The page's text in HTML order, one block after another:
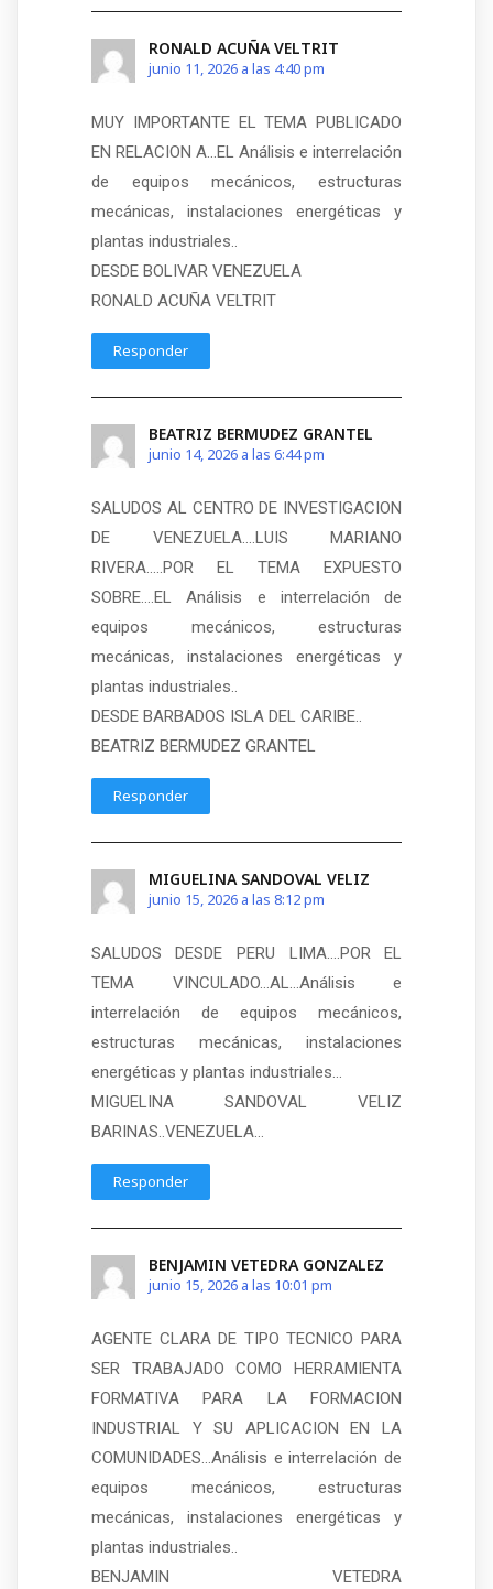
RONALD ACUÑA VELTRIT
junio 11, 2026 a las 4:40 pm
MUY IMPORTANTE EL TEMA PUBLICADO
EN RELACION A…EL Análisis e interrelación
de equipos mecánicos, estructuras
mecánicas, instalaciones energéticas y
plantas industriales..
DESDE BOLIVAR VENEZUELA
RONALD ACUÑA VELTRIT
Responder
BEATRIZ BERMUDEZ GRANTEL
junio 14, 2026 a las 6:44 pm
SALUDOS AL CENTRO DE INVESTIGACION
DE VENEZUELA….LUIS MARIANO
RIVERA…..POR EL TEMA EXPUESTO
SOBRE….EL Análisis e interrelación de
equipos mecánicos, estructuras
mecánicas, instalaciones energéticas y
plantas industriales..
DESDE BARBADOS ISLA DEL CARIBE..
BEATRIZ BERMUDEZ GRANTEL
Responder
MIGUELINA SANDOVAL VELIZ
junio 15, 2026 a las 8:12 pm
SALUDOS DESDE PERU LIMA….POR EL
TEMA VINCULADO…AL…Análisis e
interrelación de equipos mecánicos,
estructuras mecánicas, instalaciones
energéticas y plantas industriales…
MIGUELINA SANDOVAL VELIZ
BARINAS..VENEZUELA…
Responder
BENJAMIN VETEDRA GONZALEZ
junio 15, 2026 a las 10:01 pm
AGENTE CLARA DE TIPO TECNICO PARA
SER TRABAJADO COMO HERRAMIENTA
FORMATIVA PARA LA FORMACION
INDUSTRIAL Y SU APLICACION EN LA
COMUNIDADES…Análisis e interrelación de
equipos mecánicos, estructuras
mecánicas, instalaciones energéticas y
plantas industriales..
BENJAMIN VETEDRA